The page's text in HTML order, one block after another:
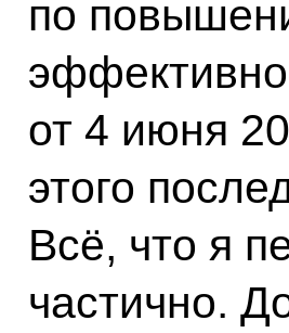
по
от 4 июня
этого
Всё, что я
частично.